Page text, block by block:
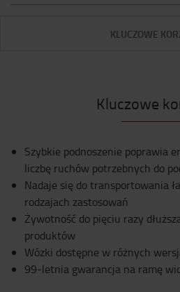
KLUCZOWE
Kluczowe
Szybkie podnoszenie poprawia
liczbę ruchów potrzebnych do
Nadaje się do transportowania
rodzajach zastosowań
Żywotność do pięciu razy
produktów
Wózki dostępne w różnych
99-letnia gwarancja na ramę